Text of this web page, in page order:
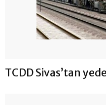
TCDD Sivas’tan